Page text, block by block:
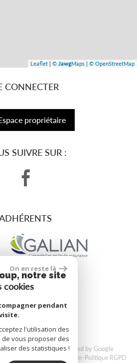
Leaflet | © JawgMaps | © OpenStreetMap
SUIVRE SUR :
CONNECTER
propriétaire
site réalisé par
| Traduction powered by Google
Admin Politique RGPD
On en reste là
notre site
cookies
pendant
l'utilisation des
vous proposer des
des statistiques !